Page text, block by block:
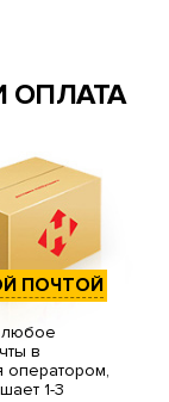
ОПЛАТА
ПОЧТОЙ
любое
в
оператором,
1-3